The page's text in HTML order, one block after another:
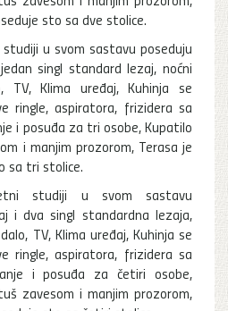
sto sa dve stolice.
u svom sastavu poseduju
singl standard lezaj, noćni
TV, Klima uređaj, Kuhinja se
ringle, aspiratora, frizidera sa
i posuđa za tri osobe, Kupatilo
i manjim prozorom, Terasa je
sa tri stolice.
studiji u svom sastavu
i dva singl standardna lezaja,
TV, Klima uređaj, Kuhinja se
ringle, aspiratora, frizidera sa
i posuđa za četiri osobe,
zavesom i manjim prozorom,